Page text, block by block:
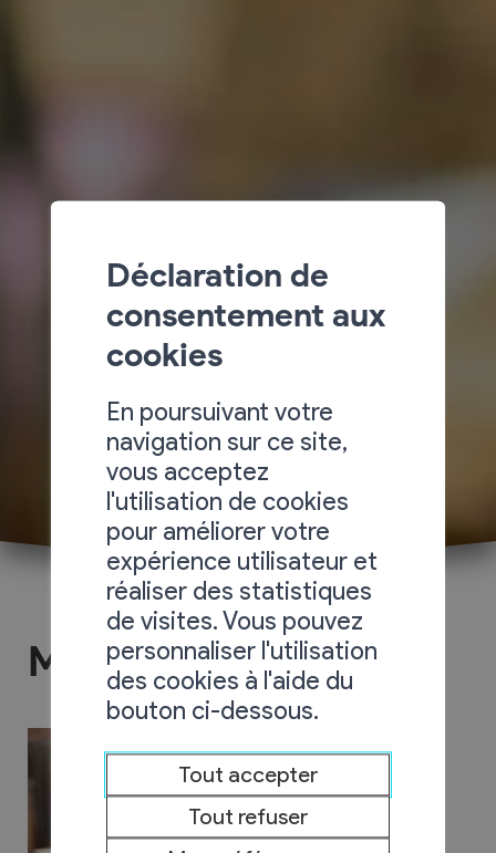
Menuiserie Giroud
Déclaration de
consentement aux
cookies
En poursuivant votre
navigation sur ce site,
vous acceptez
l'utilisation de cookies
pour améliorer votre
expérience utilisateur et
réaliser des statistiques
de visites. Vous pouvez
personnaliser l'utilisation
des cookies à l'aide du
bouton ci-dessous.
Tout accepter
Tout refuser